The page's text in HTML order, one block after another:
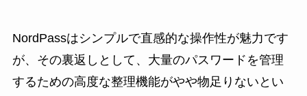
NordPassはシンプルで直感的な操作性が魅力です
が、その裏返しとして、大量のパスワードを管理
するための高度な整理機能がやや物足りないとい